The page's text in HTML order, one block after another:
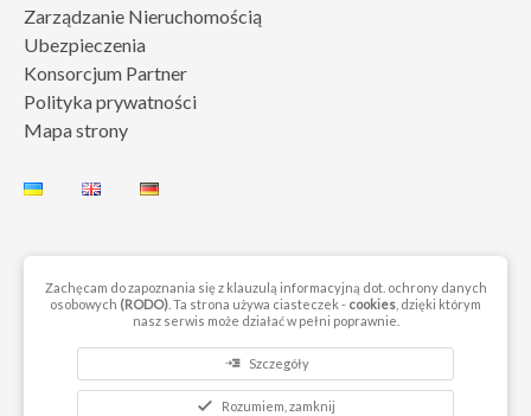
Zarządzanie Nieruchomością
Ubezpieczenia
Konsorcjum Partner
Polityka prywatności
Mapa strony
© 2023 by Next Move Nieruchomości Gorzów. Wszelkie prawa
Zachęcam do zapoznania się z klauzulą informacyjną dot. ochrony danych
osobowych (RODO) . Ta strona używa ciasteczek - cookies , dzięki którym
nasz serwis może działać w pełni poprawnie.
read_more Szczegóły
check Rozumiem, zamknij